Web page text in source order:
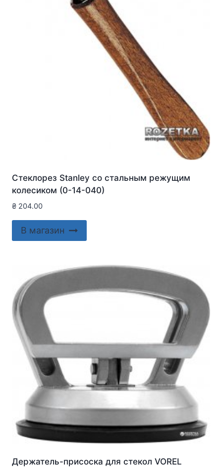
Стеклорез Stanley со стальным режущим
колесиком (0-14-040)
₴ 204.00
В магазин
Держатель-присоска для стекол VOREL